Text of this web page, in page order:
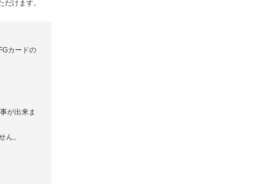
けます。
カードの
が出来ま
ん。